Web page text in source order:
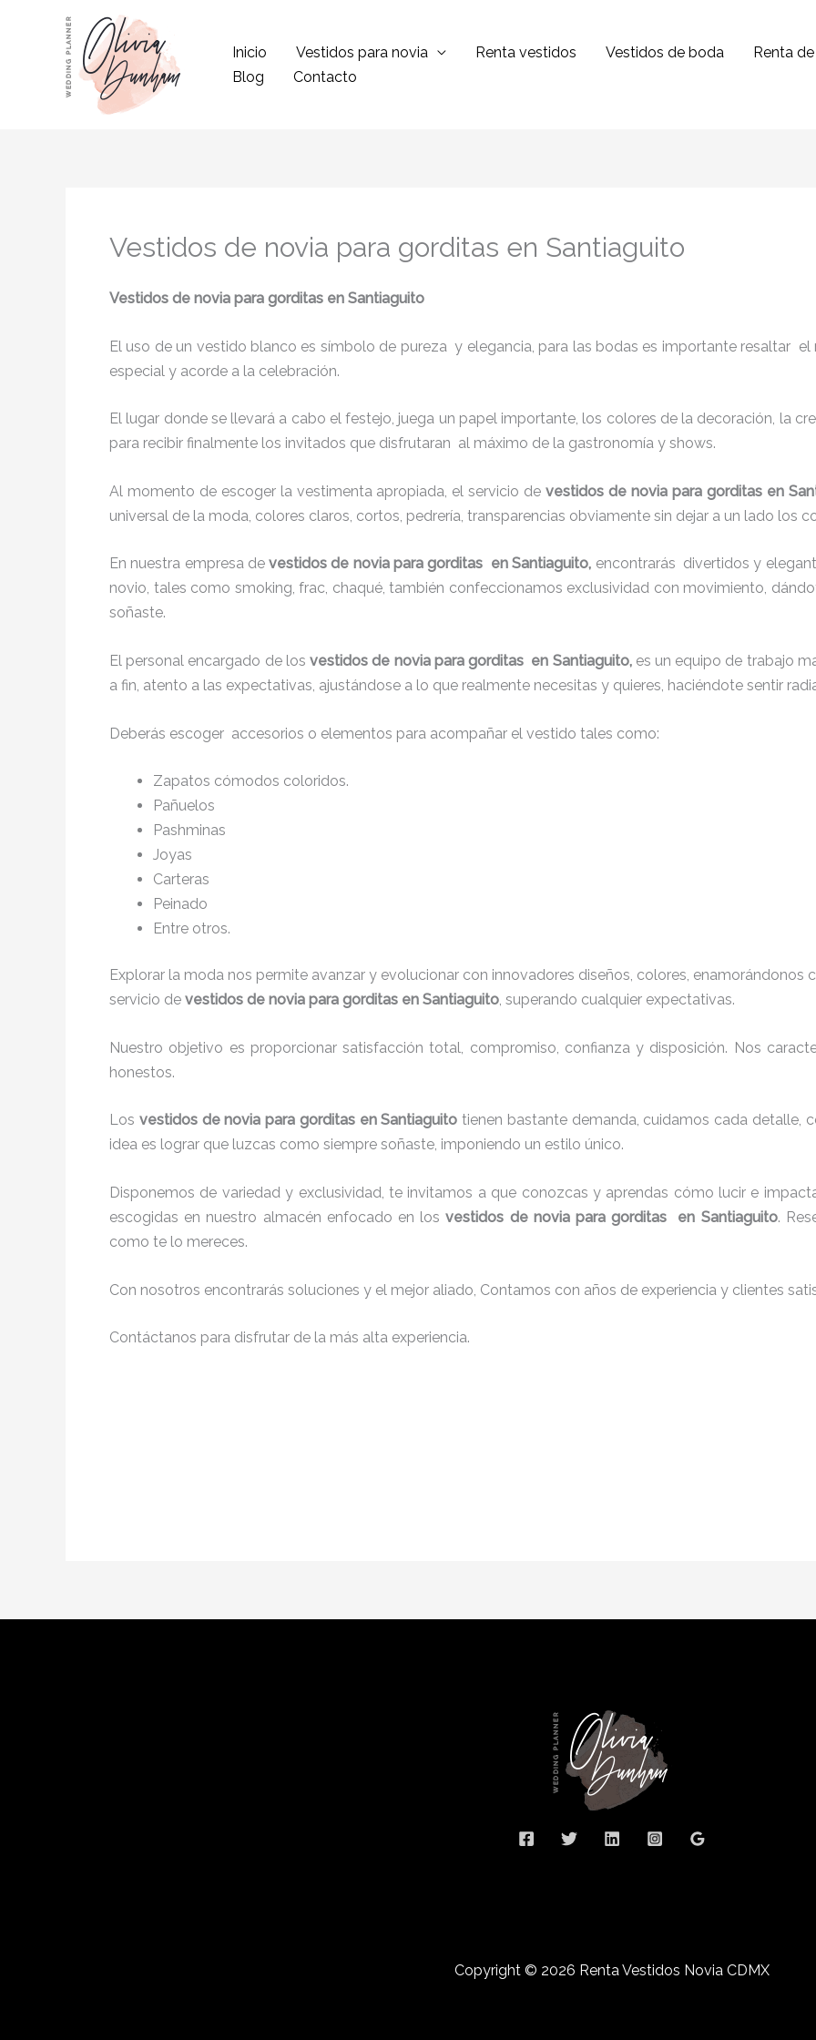
contenido
Inicio Vestidos para novia Renta vestidos Vestidos de boda Renta
Blog
Contacto
Vestidos de novia para gorditas en Santiaguito
Vestidos de novia para gorditas en Santiaguito
El uso de un vestido blanco es símbolo de pureza y elegancia, para las bodas es importante resaltar
especial y acorde a la celebración.
El lugar donde se llevará a cabo el festejo, juega un papel importante, los colores de la decoración, la
para recibir finalmente los invitados que disfrutaran al máximo de la gastronomía y shows.
Al momento de escoger la vestimenta apropiada, el servicio devestidos de novia para gorditas en
universal de la moda, colores claros, cortos, pedrería, transparencias obviamente sin dejar a un lado los
En nuestra empresa devestidos de novia para gorditas en Santiaguito, encontrarás divertidos y
novio, tales como smoking, frac, chaqué, también confeccionamos exclusividad con movimiento,
soñaste.
El personal encargado de losvestidos de novia para gorditas en Santiaguito,es un equipo de trabajo
a fin, atento a las expectativas, ajustándose a lo que realmente necesitas y quieres, haciéndote sentir
Deberás escoger accesorios o elementos para acompañar el vestido tales como:
Zapatos cómodos coloridos.
Pañuelos
Pashminas
Joyas
Carteras
Peinado
Entre otros.
Explorar la moda nos permite avanzar y evolucionar con innovadores diseños, colores,
servicio de vestidos de novia para gorditas en Santiaguito, superando cualquier expectativas.
Nuestro objetivo es proporcionar satisfacción total, compromiso, confianza y disposición. Nos
honestos.
Los vestidos de novia para gorditas en Santiaguito tienen bastante demanda, cuidamos cada detalle,
idea es lograr que luzcas como siempre soñaste, imponiendo un estilo único.
Disponemos de variedad y exclusividad, te invitamos a que conozcas y aprendas cómo lucir e
escogidas en nuestro almacén enfocado en losvestidos de novia para gorditas en Santiaguito.
como te lo mereces.
Con nosotros encontrarás soluciones y el mejor aliado, Contamos con años de experiencia y clientes
Contáctanos para disfrutar de la más alta experiencia.
Copyright © 2026 Renta Vestidos Novia CDMX